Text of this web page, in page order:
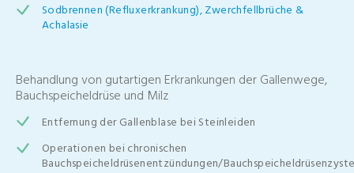
Sodbrennen (Refluxerkrankung), Zwerchfellbrüche &
Achalasie
Behandlung von gutartigen Erkrankungen der Gallenwege,
Bauchspeicheldrüse und Milz
Entfernung der Gallenblase bei Steinleiden
Operationen bei chronischen
Bauchspeicheldrüsenentzündungen/